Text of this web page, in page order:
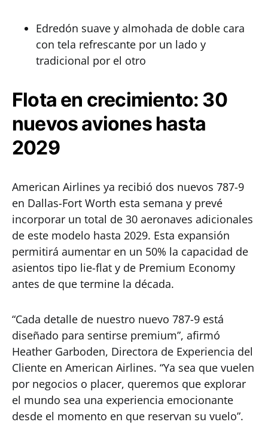
Edredón suave y almohada de doble cara
con tela refrescante por un lado y
tradicional por el otro
Flota en crecimiento: 30
nuevos aviones hasta
2029
American Airlines ya recibió dos nuevos 787-9
en Dallas-Fort Worth esta semana y prevé
incorporar un total de 30 aeronaves adicionales
de este modelo hasta 2029. Esta expansión
permitirá aumentar en un 50% la capacidad de
asientos tipo lie-flat y de Premium Economy
antes de que termine la década.
“Cada detalle de nuestro nuevo 787-9 está
diseñado para sentirse premium”, afirmó
Heather Garboden, Directora de Experiencia del
Cliente en American Airlines. “Ya sea que vuelen
por negocios o placer, queremos que explorar
el mundo sea una experiencia emocionante
desde el momento en que reservan su vuelo”.